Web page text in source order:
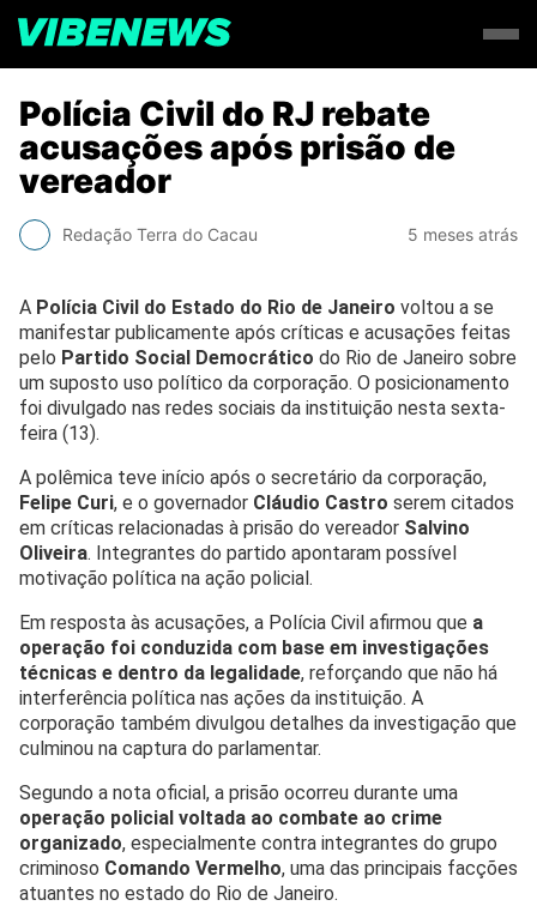
Polícia Civil do RJ rebate
acusações após prisão de
vereador
Redação Terra do Cacau 5 meses atrás
A Polícia Civil do Estado do Rio de Janeiro voltou a se
manifestar publicamente após críticas e acusações feitas
pelo Partido Social Democrático do Rio de Janeiro sobre
um suposto uso político da corporação. O posicionamento
foi divulgado nas redes sociais da instituição nesta sexta-
feira (13).
A polêmica teve início após o secretário da corporação,
Felipe Curi, e o governador Cláudio Castro serem citados
em críticas relacionadas à prisão do vereador Salvino
Oliveira. Integrantes do partido apontaram possível
motivação política na ação policial.
Em resposta às acusações, a Polícia Civil afirmou que a
operação foi conduzida com base em investigações
técnicas e dentro da legalidade, reforçando que não há
interferência política nas ações da instituição. A
corporação também divulgou detalhes da investigação que
culminou na captura do parlamentar.
Segundo a nota oficial, a prisão ocorreu durante uma
operação policial voltada ao combate ao crime
organizado, especialmente contra integrantes do grupo
criminoso Comando Vermelho, uma das principais facções
atuantes no estado do Rio de Janeiro.